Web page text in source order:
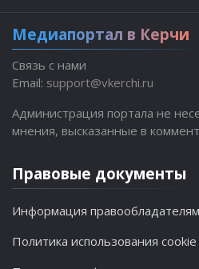
Медиапортал в Керчи
Связь с нами
Email: support@vkerchi.ru
Администрация портала не
мнения, высказанные в
Правовые документы
Информация правообладателям
Политика использования cookie